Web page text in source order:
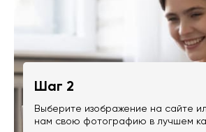
Шаг 2
Выберите изображение на сайте
нам свою фотографию в лучшем